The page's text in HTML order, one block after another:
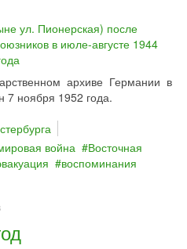
архиве Германии в
7 ноября 1952 года.
война
Восточная
воспоминания